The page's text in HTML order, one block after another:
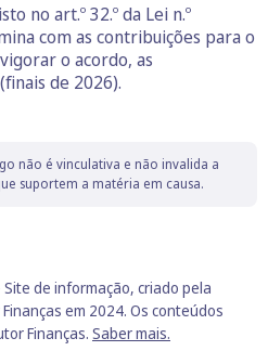
no art.º 32.º da Lei n.º
com as contribuições para o
o acordo, as
de 2026).
não é vinculativa e não invalida a
suportem a matéria em causa.
Site de informação, criado pela
em 2024. Os conteúdos
Finanças. Saber mais.